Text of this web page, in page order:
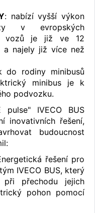
: nabízí vyšší výkon
v evropských
vozů je již ve 12
a najely již více než
do rodiny minibusů
minibus je k
podvozku.
pulse" IVECO BUS
inovativních řešení,
budoucnost
řešení pro
IVECO BUS, který
při přechodu jejich
pohon pomocí